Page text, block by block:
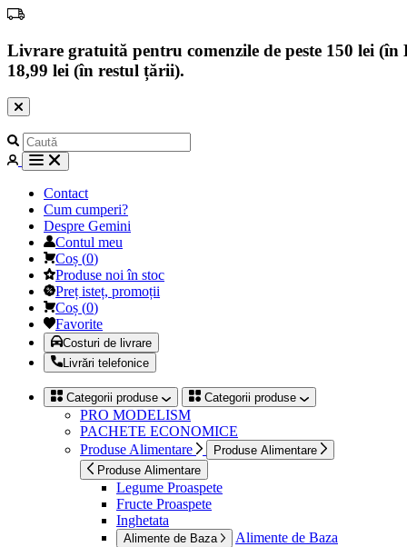
Livrare gratuită pentru comenzile de peste 150 lei
18,99 lei (în restul țării).
Contact
Cum cumperi?
Despre Gemini
Contul meu
Coș (0)
Produse noi în stoc
Preț isteț, promoții
Coș (0)
Favorite
Costuri de livrare
Livrări telefonice
Categorii produse Categorii produse
PRO MODELISM
PACHETE ECONOMICE
Produse Alimentare
Produse Alimentare
Produse Alimentare
Legume Proaspete
Fructe Proaspete
Inghetata
Alimente de Baza Alimente de Baza